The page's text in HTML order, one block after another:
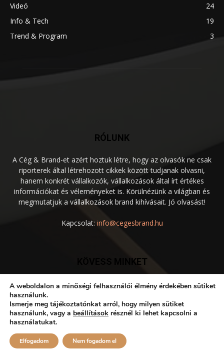
Videó
24
Info & Tech
19
Trend & Program
3
RÓLUNK
A Cég & Brand-et azért hoztuk létre, hogy az olvasók ne csak
riporterek által létrehozott cikkek között tudjanak olvasni,
hanem konkrét vállalkozók, vállalkozások által írt értékes
információkat és véleményeket is. Körülnézünk a világban és
megmutatjuk a vállalkozások brand kihívásait. Jó olvasást!
Kapcsolat: info@cegesbrand.hu
KÖVESS MINKET
© Készítette: NaturMarketing
A weboldalon a minőségi felhasználói élmény érdekében sütiket
használunk.
Ismerje meg tájékoztatónkat arról, hogy milyen sütiket
használunk, vagy a beállítások résznél ki lehet kapcsolni a
használatukat.
Elfogadom Nem fogadom el